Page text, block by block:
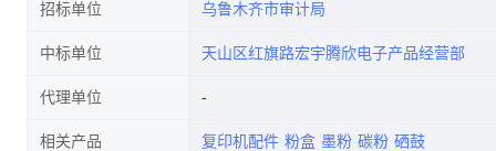
招标单位 乌鲁木齐市审计局
中标单位 天山区红旗路宏宇腾欣电子产品经营部
代理单位
相关产品 复印机配件 粉盒 墨粉 碳粉 硒鼓